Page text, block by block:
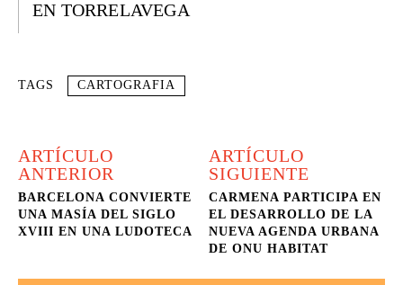
EN TORRELAVEGA
TAGS CARTOGRAFIA
ARTÍCULO
ANTERIOR
BARCELONA CONVIERTE
UNA MASÍA DEL SIGLO
XVIII EN UNA LUDOTECA
ARTÍCULO
SIGUIENTE
CARMENA PARTICIPA EN
EL DESARROLLO DE LA
NUEVA AGENDA URBANA
DE ONU HABITAT